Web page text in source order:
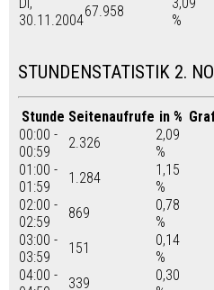
30.11.2004
67.958
%
STUNDENSTATISTIK 2.
Stunde Seitenaufrufe in %
00:00 -
00:59
2.326
2,09
%
01:00 -
01:59
1.284
1,15
%
02:00 -
02:59
869
0,78
%
03:00 -
03:59
151
0,14
%
04:00 -
339
0,30